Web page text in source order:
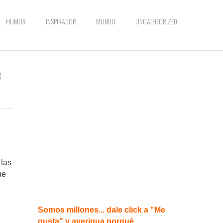
HUMOR INSPIRADOR MUNDO UNCATEGORIZED
Somos millones... dale click a "Me
gusta" y averigua porqué